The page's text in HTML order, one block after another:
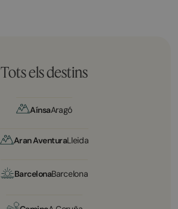
Tots els destins
AínsaAragó
Aran AventuraLleida
BarcelonaBarcelona